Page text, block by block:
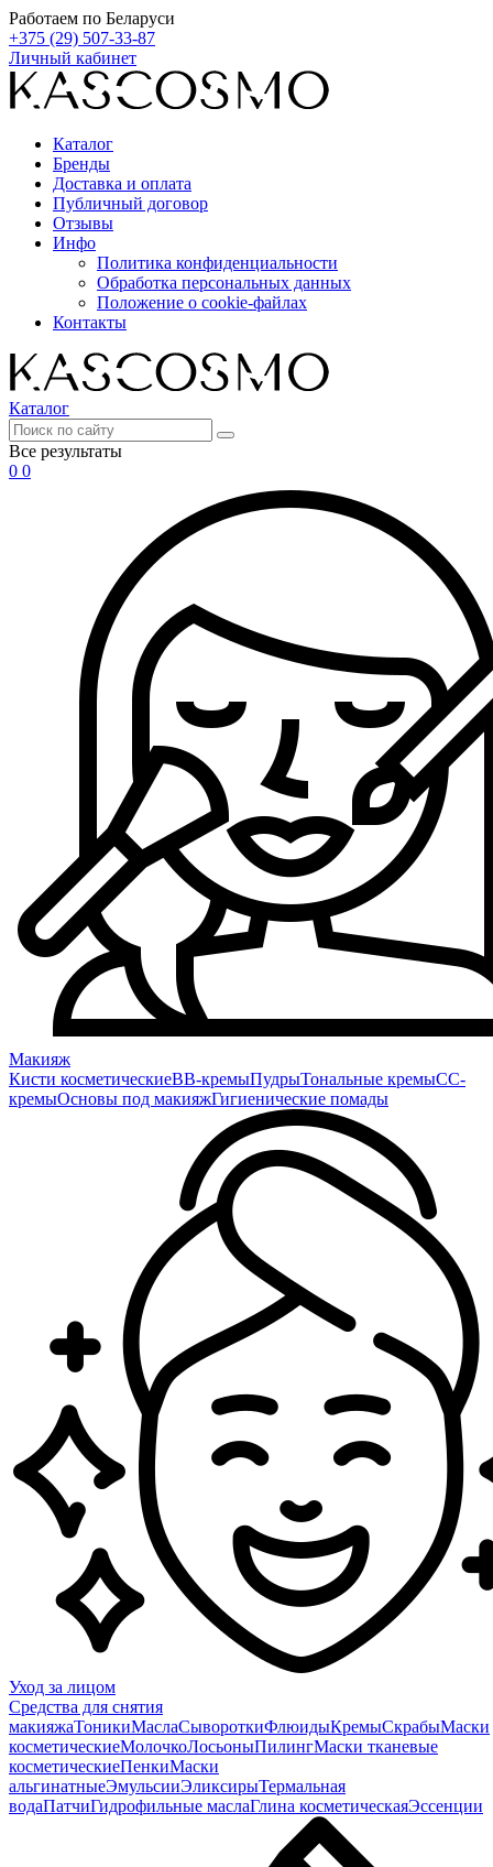
Работаем по Беларуси
+375 (29) 507-33-87
Личный кабинет
Каталог
Бренды
Доставка и оплата
Публичный договор
Отзывы
Инфо
Политика конфиденциальности
Обработка персональных данных
Положение о cookie-файлах
Контакты
Каталог
Все результаты
0 0
Макияж
Кисти косметическиеBB-кремыПудрыТональные кремыCC-
кремыОсновы под макияжГигиенические помады
Уход за лицом
Средства для снятия
макияжаТоникиМаслаСывороткиФлюидыКремыСкрабыМаски
косметическиеМолочкоЛосьоныПилингМаски тканевые
косметическиеПенкиМаски
альгинатныеЭмульсииЭликсирыТермальная
водаПатчиГидрофильные маслаГлина косметическаяЭссенции